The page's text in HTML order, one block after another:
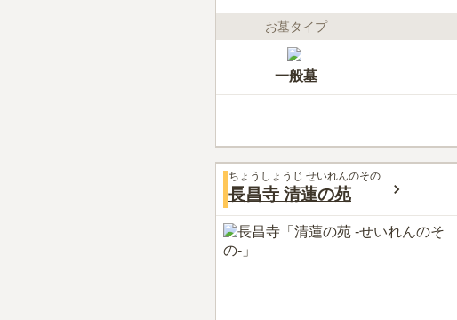
お墓タイプ
一般墓
ちょうしょうじ せいれんのその
長昌寺 清蓮の苑